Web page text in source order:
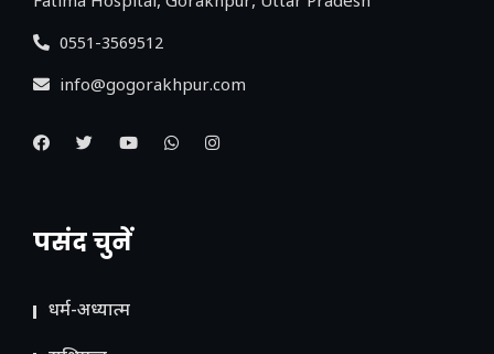
0551-3569512
info@gogorakhpur.com
पसंद चुनें
धर्म-अध्यात्म